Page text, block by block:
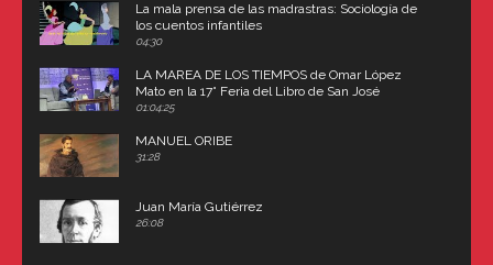
La mala prensa de las madrastras: Sociología de
los cuentos infantiles
04:30
LA MAREA DE LOS TIEMPOS de Omar López
Mato en la 17° Feria del Libro de San José
(Uruguay)
01:04:25
MANUEL ORIBE
31:28
Juan María Gutiérrez
26:08